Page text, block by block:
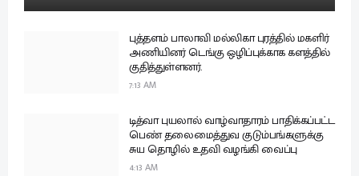
புத்தளம் பாலாவி மல்லிகா புரத்தில் மகளிர்
அணியினர் டெங்கு ஒழிப்புக்காக களத்தில்
குதித்துள்ளனர்.
7:13 AM
டித்வா புயலால் வாழ்வாதாரம் பாதிக்கப்பட்ட
பெண் தலைமைத்துவ குடும்பங்களுக்கு
சுய தொழில் உதவி வழங்கி வைப்பு
4:13 AM